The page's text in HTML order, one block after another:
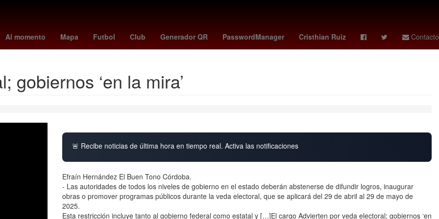
Al momento Mapa Futbol Club Generador QR PasswordManager Cristhian Ruiz Contacto
sienna miller juarez fc claudia schiffer atlas vs pachuca femenil Zayn Malik 27 de marzo Pago
gobiernos ‘en la mira’
🚨 Recibe noticias de última hora en tiempo real. Activa las notificaciones
Efraín Hernández El Buen Tono Córdoba.
- Las autoridades de todos los niveles de gobierno en el estado deberán abstenerse de difundir logros, inaugurar
obras o promover programas públicos durante la veda electoral, que se aplicará del 29 de abril al 29 de mayo de
2025.
Esta restricción incluye tanto al gobierno federal como estatal y […]El cargo Advierten por veda electoral; gobiernos ‘en